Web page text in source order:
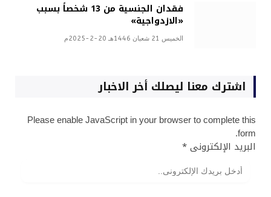
فقدان الجنسية من 13 شخصاً بسبب
«الازدواجية»
الخميس 21 شعبان 1446هـ 20-2-2025م
اشترك معنا ليصلك أخر الاخبار
Please enable JavaScript in your browser to complete this
form.
البريد الإلكترونى*